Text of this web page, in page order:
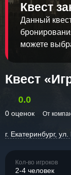
Квест
Данный
можете
Квест
0.0
0 оценок От
г. Екатеринбург,
Кол-во игроков
2-4 человек